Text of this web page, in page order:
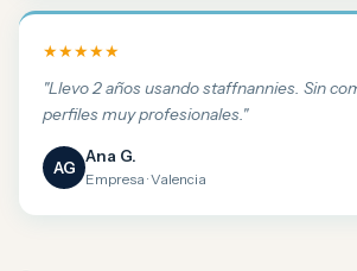
★★★★★
"Llevo 2 años usando staffnannies. Sin
perfiles muy profesionales."
AG
Ana G.
Empresa · Valencia